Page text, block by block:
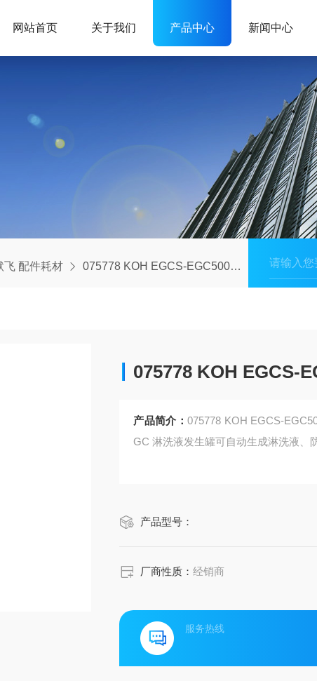
网站首页 关于我们 产品中心 新闻中心
飞 配件耗材 075778 KOH EGCS-EGC500型 赛默飞
075778 KOH EGCS-
产品简介：075778 KOH EGCS-
GC 淋洗液发生罐可自动生成淋洗液、
产品型号：
厂商性质：经销商
服务热线